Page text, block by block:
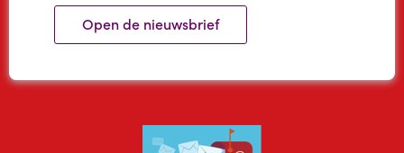
Open de nieuwsbrief